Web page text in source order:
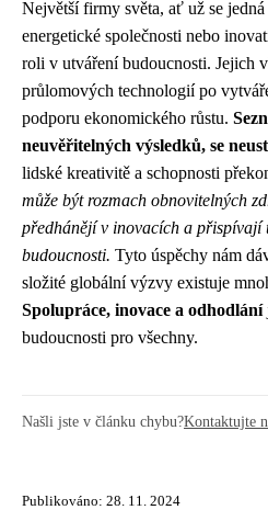
Největší firmy světa, ať už se
energetické společnosti nebo
roli v utváření budoucnosti. Jejich
průlomových technologií po
podporu ekonomického růstu.
neuvěřitelných výsledků, se
lidské kreativitě a schopnosti
může být rozmach obnovitelných
předhánějí v inovacích a přispívají
budoucnosti. Tyto úspěchy nám
složité globální výzvy existuje
Spolupráce, inovace a odhodlání
budoucnosti pro všechny.
Našli jste v článku chybu?Kontaktujte
Publikováno: 28. 11. 2024